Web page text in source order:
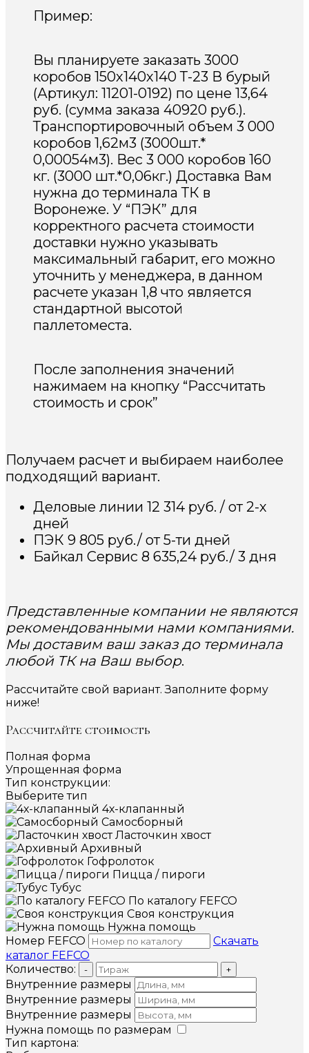
Пример:
Вы планируете заказать 3000
коробов 150х140х140 Т-23 В бурый
(Артикул: 11201-0192) по цене 13,64
руб. (сумма заказа 40920 руб.).
Транспортировочный объем 3 000
коробов 1,62м3 (3000шт.*
0,00054м3). Вес 3 000 коробов 160
кг. (3000 шт.*0,06кг.) Доставка Вам
нужна до терминала ТК в
Воронеже. У “ПЭК” для
корректного расчета стоимости
доставки нужно указывать
максимальный габарит, его можно
уточнить у менеджера, в данном
расчете указан 1,8 что является
стандартной высотой
паллетоместа.
После заполнения значений
нажимаем на кнопку “Рассчитать
стоимость и срок”
Получаем расчет и выбираем наиболее
подходящий вариант.
Деловые линии 12 314 руб. / от 2-х
дней
ПЭК 9 805 руб./ от 5-ти дней
Байкал Сервис 8 635,24 руб./ 3 дня
Представленные компании не являются
рекомендованными нами компаниями.
Мы доставим ваш заказ до терминала
любой ТК на Ваш выбор.
Рассчитайте свой вариант. Заполните форму
ниже!
Рассчитайте стоимость
Полная форма
Упрощенная форма
Тип конструкции:
Выберите тип
4х-клапанный
Самосборный
Ласточкин хвост
Архивный
Гофролоток
Пицца / пироги
Тубус
По каталогу FEFCO
Своя конструкция
Нужна помощь
Номер FEFCO
Скачать
каталог FEFCO
Количество:
- +
Внутренние размеры
Внутренние размеры
Внутренние размеры
Нужна помощь по размерам
Тип картона: